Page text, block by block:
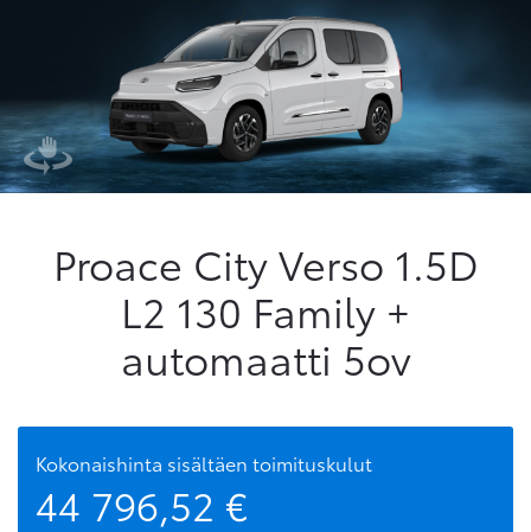
Proace City Verso 1.5D
L2 130 Family +
automaatti 5ov
Kokonaishinta sisältäen toimituskulut
44 796,52 €